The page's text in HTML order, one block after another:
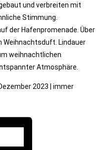
und verbreiten mit
Stimmung.
der Hafenpromenade. Über
Weihnachtsduft. Lindauer
weihnachtlichen
Atmosphäre.
2023 | immer